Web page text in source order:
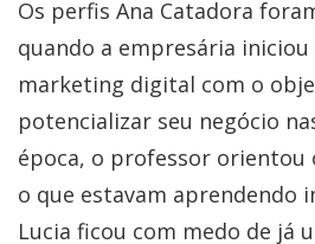
Os perfis Ana Catadora
quando a empresária
marketing digital com o
potencializar seu negócio
época, o professor orientou
o que estavam aprendendo
Lucia ficou com medo de já